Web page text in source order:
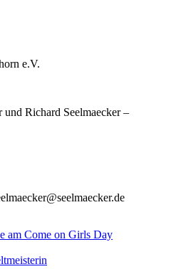
e.V.
Richard Seelmaecker –
am Come on Girls Day